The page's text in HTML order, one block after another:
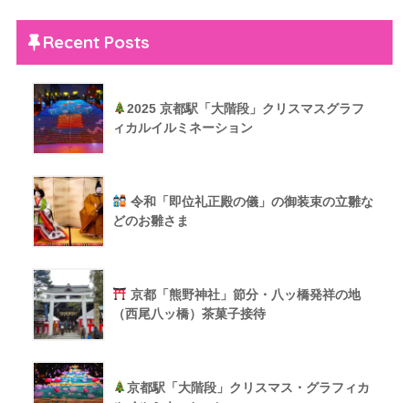
Recent Posts
2025 京都駅「大階段」クリスマスグラフ
ィカルイルミネーション
令和「即位礼正殿の儀」の御装束の立雛な
どのお雛さま
京都「熊野神社」節分・八ッ橋発祥の地
（西尾八ッ橋）茶菓子接待
京都駅「大階段」クリスマス・グラフィカ